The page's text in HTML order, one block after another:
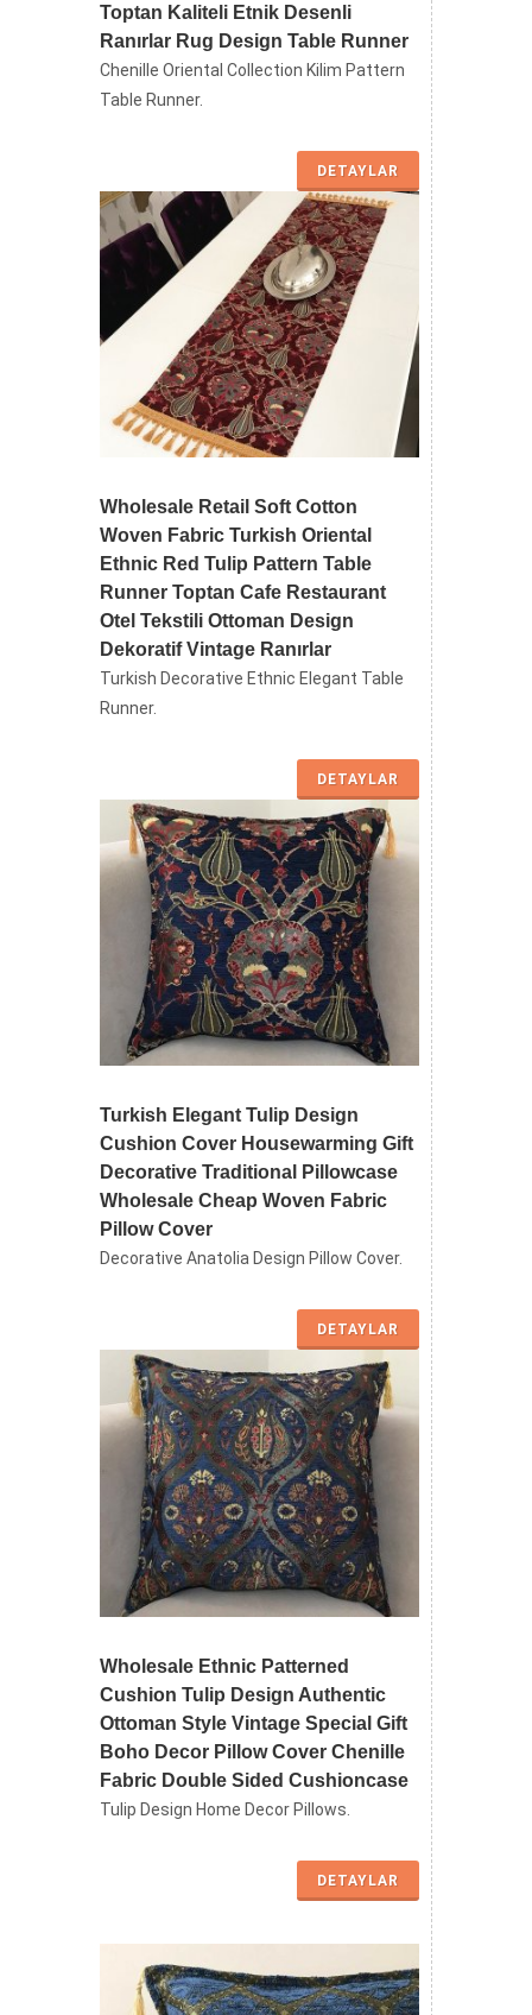
Toptan Kaliteli Etnik Desenli
Ranırlar Rug Design Table Runner
Chenille Oriental Collection Kilim Pattern
Table Runner.
DETAYLAR
Wholesale Retail Soft Cotton
Woven Fabric Turkish Oriental
Ethnic Red Tulip Pattern Table
Runner Toptan Cafe Restaurant
Otel Tekstili Ottoman Design
Dekoratif Vintage Ranırlar
Turkish Decorative Ethnic Elegant Table
Runner.
DETAYLAR
Turkish Elegant Tulip Design
Cushion Cover Housewarming Gift
Decorative Traditional Pillowcase
Wholesale Cheap Woven Fabric
Pillow Cover
Decorative Anatolia Design Pillow Cover.
DETAYLAR
Wholesale Ethnic Patterned
Cushion Tulip Design Authentic
Ottoman Style Vintage Special Gift
Boho Decor Pillow Cover Chenille
Fabric Double Sided Cushioncase
Tulip Design Home Decor Pillows.
DETAYLAR